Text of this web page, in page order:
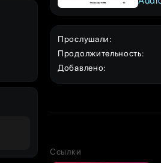
Прослушали:
Продолжительность:
Добавлено:
Ссылки